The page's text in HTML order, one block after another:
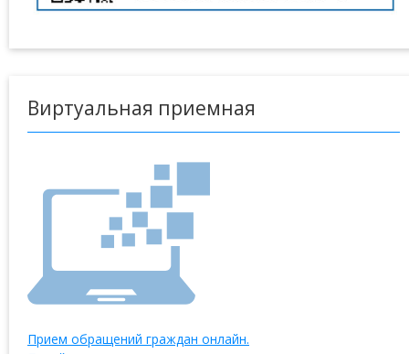
Виртуальная приемная
Прием обращений граждан онлайн.